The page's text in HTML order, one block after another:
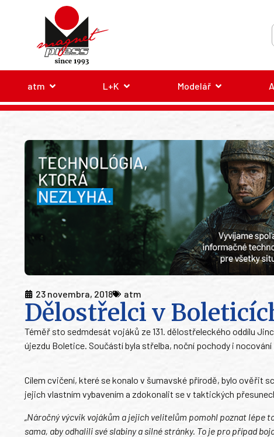
atm L+K Modelář
23 novembra, 2018 atm
Dělostřelci v
Téměř sto sedmdesát vojáků ze 131. dělostřeleckého oddílu
újezdu Boletice. Součástí byla střelba, noční pochody i nocování
Cílem cvičení, které se konalo v šumavské přírodě, bylo ověřit
jejich vlastním vybavením a zdokonalit se v taktických
„Náročný výcvik vojákům a jejich velitelům pomohl poznat lépe
sama, aby odhalili své slabiny a silné stránky. To je pro případ